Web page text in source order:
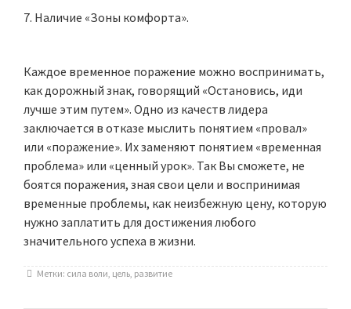
Наличие «Зоны комфорта».
Каждое временное поражение можно воспринимать,
как дорожный знак, говорящий «Остановись, иди
лучше этим путем». Одно из качеств лидера
заключается в отказе мыслить понятием «провал»
или «поражение». Их заменяют понятием «временная
проблема» или «ценный урок». Так Вы сможете, не
боятся поражения, зная свои цели и воспринимая
временные проблемы, как неизбежную цену, которую
нужно заплатить для достижения любого
значительного успеха в жизни.
Метки: сила воли, цель, развитие